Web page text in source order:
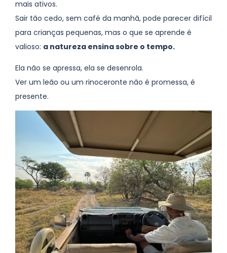
mais ativos.
Sair tão cedo, sem café da manhã, pode parecer difícil
para crianças pequenas, mas o que se aprende é
valioso: a natureza ensina sobre o tempo.
Ela não se apressa, ela se desenrola.
Ver um leão ou um rinoceronte não é promessa, é
presente.